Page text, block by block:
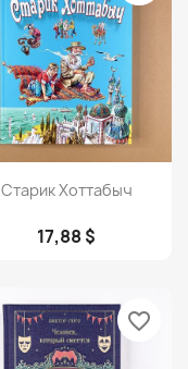
Просмотр
Старик Хоттабыч
17,88 $
favorite_border